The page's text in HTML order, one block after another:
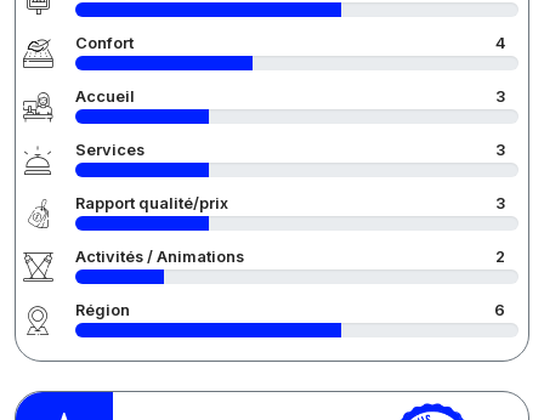
Confort 4
Accueil 3
Services 3
Rapport qualité/prix 3
Activités / Animations 2
Région 6